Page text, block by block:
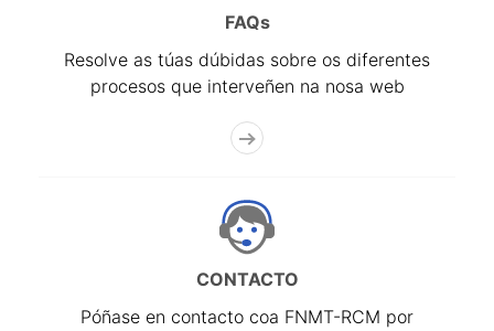
FAQs
Resolve as túas dúbidas sobre os diferentes
procesos que interveñen na nosa web
CONTACTO
Póñase en contacto coa FNMT-RCM por